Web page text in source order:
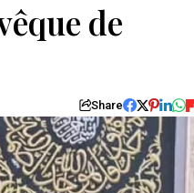
de
Share